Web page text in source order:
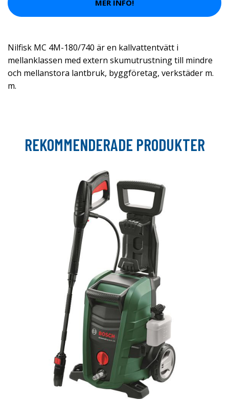
MER INFO!
Nilfisk MC 4M-180/740 är en kallvattentvätt i
mellanklassen med extern skumutrustning till mindre
och mellanstora lantbruk, byggföretag, verkstäder m.
m.
REKOMMENDERADE PRODUKTER